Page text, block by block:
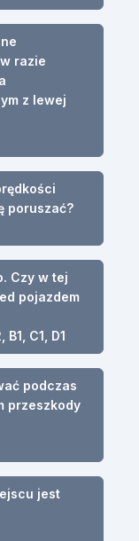
razie
z lewej
poruszać?
Czy w tej
pojazdem
C1, D1
podczas
przeszkody
jest